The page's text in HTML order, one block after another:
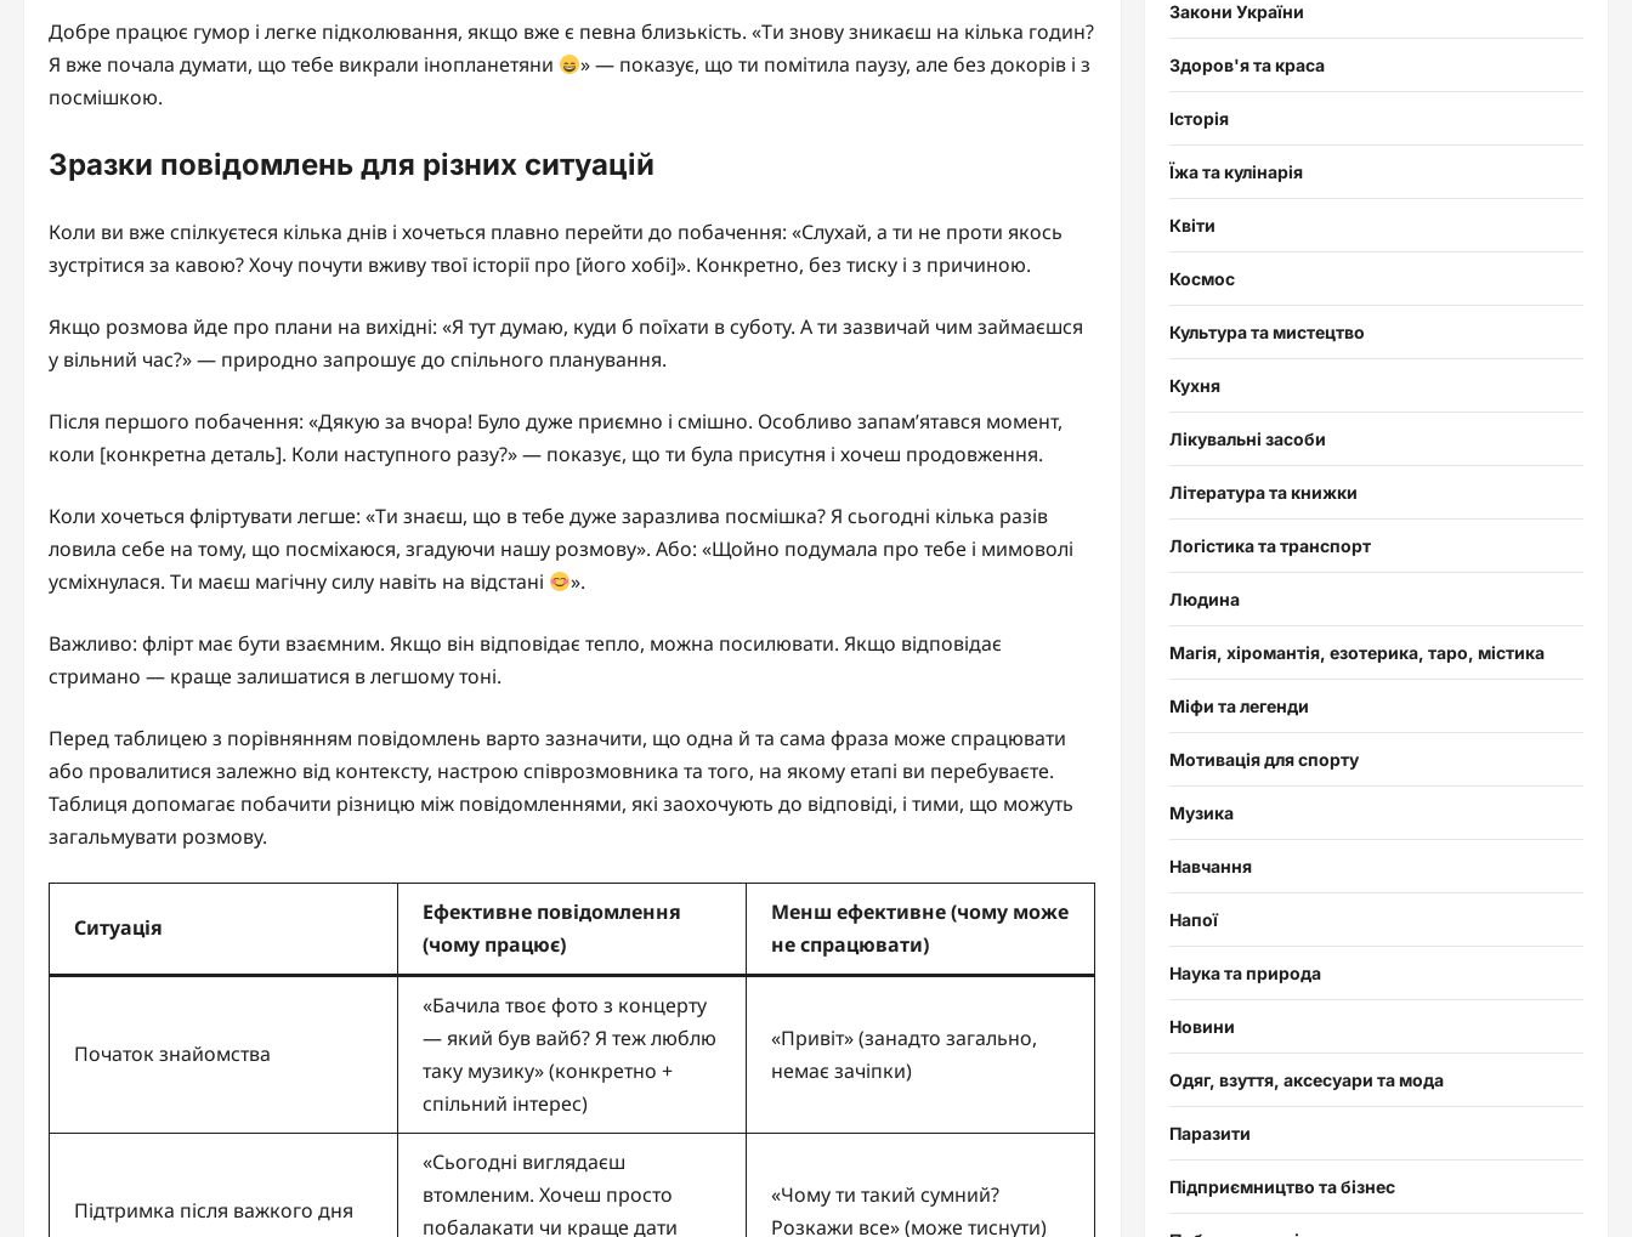
Добре працює гумор і легке підколювання, якщо вже є певна близькість. «Ти знову зникаєш на кілька годин?
Я вже почала думати, що тебе викрали інопланетяни
» — показує, що ти помітила паузу, але без докорів і з
посмішкою.
Зразки повідомлень для різних ситуацій
Коли ви вже спілкуєтеся кілька днів і хочеться плавно перейти до побачення: «Слухай, а ти не проти якось
зустрітися за кавою? Хочу почути вживу твої історії про [його хобі]». Конкретно, без тиску і з причиною.
Якщо розмова йде про плани на вихідні: «Я тут думаю, куди б поїхати в суботу. А ти зазвичай чим займаєшся
у вільний час?» — природно запрошує до спільного планування.
Після першого побачення: «Дякую за вчора! Було дуже приємно і смішно. Особливо запам’ятався момент,
коли [конкретна деталь]. Коли наступного разу?» — показує, що ти була присутня і хочеш продовження.
Коли хочеться фліртувати легше: «Ти знаєш, що в тебе дуже заразлива посмішка? Я сьогодні кілька разів
ловила себе на тому, що посміхаюся, згадуючи нашу розмову». Або: «Щойно подумала про тебе і мимоволі
усміхнулася. Ти маєш магічну силу навіть на відстані
».
Важливо: флірт має бути взаємним. Якщо він відповідає тепло, можна посилювати. Якщо відповідає
стримано — краще залишатися в легшому тоні.
Перед таблицею з порівнянням повідомлень варто зазначити, що одна й та сама фраза може спрацювати
або провалитися залежно від контексту, настрою співрозмовника та того, на якому етапі ви перебуваєте.
Таблиця допомагає побачити різницю між повідомленнями, які заохочують до відповіді, і тими, що можуть
загальмувати розмову.
Ситуація
Ефективне повідомлення
(чому працює)
Менш ефективне (чому може
не спрацювати)
Початок знайомства
«Бачила твоє фото з концерту
— який був вайб? Я теж люблю
таку музику» (конкретно +
спільний інтерес)
«Привіт» (занадто загально,
немає зачіпки)
Підтримка після важкого дня
«Сьогодні виглядаєш
втомленим. Хочеш просто
побалакати чи краще дати
«Чому ти такий сумний?
Розкажи все» (може тиснути)
Закони України
Здоров'я та краса
Історія
Їжа та кулінарія
Квіти
Космос
Культура та мистецтво
Кухня
Лікувальні засоби
Література та книжки
Логістика та транспорт
Людина
Магія, хіромантія, езотерика, таро, містика
Міфи та легенди
Мотивація для спорту
Музика
Навчання
Напої
Наука та природа
Новини
Одяг, взуття, аксесуари та мода
Паразити
Підприємництво та бізнес